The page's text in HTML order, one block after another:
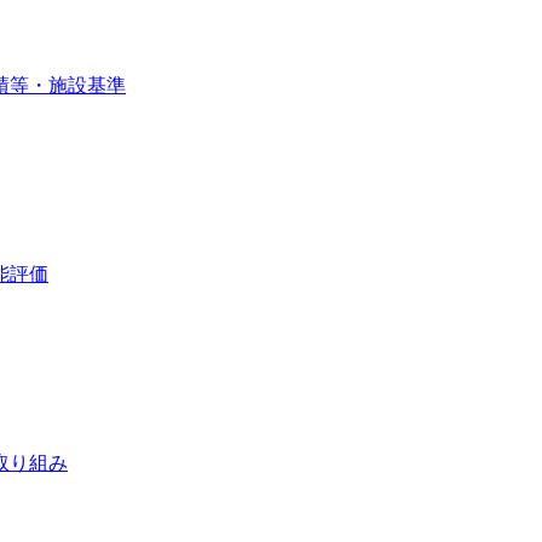
等・施設基準
評価
り組み